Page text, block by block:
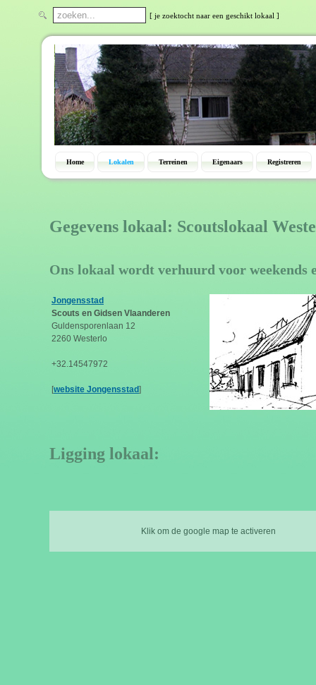
[ je zoektocht naar een geschikt lokaal ]
Home Lokalen Terreinen Eigenaars Registreren
Gegevens lokaal: Scoutslokaal
Ons lokaal wordt verhuurd voor weekends
Jongensstad
Scouts en Gidsen Vlaanderen
Guldensporenlaan 12
2260 Westerlo
+32.14547972
[website Jongensstad]
Ligging lokaal:
Klik om de google map te activeren